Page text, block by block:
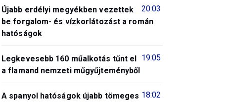
20:03
Újabb erdélyi megyékben vezettek
be forgalom- és vízkorlátozást a román
hatóságok
19:05
Legkevesebb 160 műalkotás tűnt el
a flamand nemzeti műgyűjteményből
18:02
A spanyol hatóságok újabb tömeges